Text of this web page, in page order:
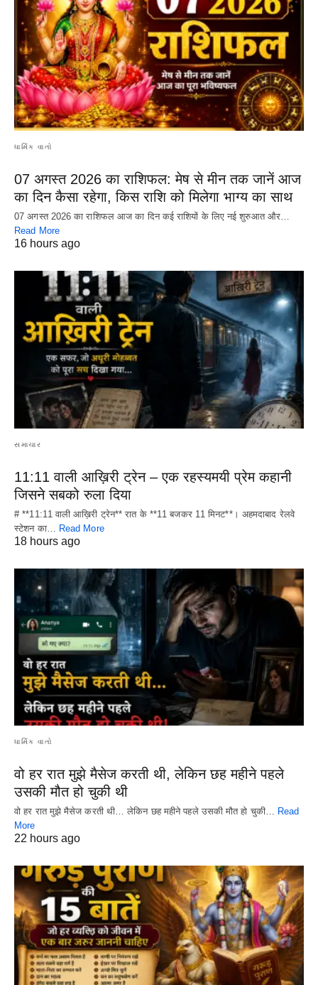
ધાર્મિક વાતો
07 अगस्त 2026 का राशिफल: मेष से मीन तक जानें आज
का दिन कैसा रहेगा, किस राशि को मिलेगा भाग्य का साथ
07 अगस्त 2026 का राशिफल आज का दिन कई राशियों के लिए नई शुरुआत और…
Read More
16 hours ago
સમાચાર
11:11 वाली आख़िरी ट्रेन – एक रहस्यमयी प्रेम कहानी
जिसने सबको रुला दिया
# **11:11 वाली आख़िरी ट्रेन** रात के **11 बजकर 11 मिनट**। अहमदाबाद रेलवे
स्टेशन का… Read More
18 hours ago
ધાર્મિક વાતો
वो हर रात मुझे मैसेज करती थी, लेकिन छह महीने पहले
उसकी मौत हो चुकी थी
वो हर रात मुझे मैसेज करती थी… लेकिन छह महीने पहले उसकी मौत हो चुकी… Read
More
22 hours ago